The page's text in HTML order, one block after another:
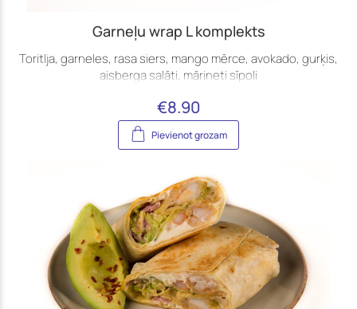
Garneļu wrap L komplekts
Toritlja, garneles, rasa siers, mango mērce, avokado, gurķis,
aisberga salāti, mārineti sīpoli
€8.90
Pievienot grozam